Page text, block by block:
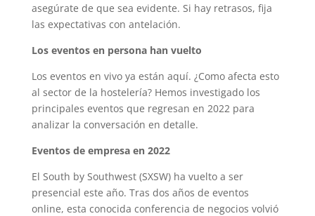
asegúrate de que sea evidente. Si hay retrasos, fija
las expectativas con antelación.
Los eventos en persona han vuelto
Los eventos en vivo ya están aquí. ¿Como afecta esto
al sector de la hostelería? Hemos investigado los
principales eventos que regresan en 2022 para
analizar la conversación en detalle.
Eventos de empresa en 2022
El South by Southwest (SXSW) ha vuelto a ser
presencial este año. Tras dos años de eventos
online, esta conocida conferencia de negocios volvió